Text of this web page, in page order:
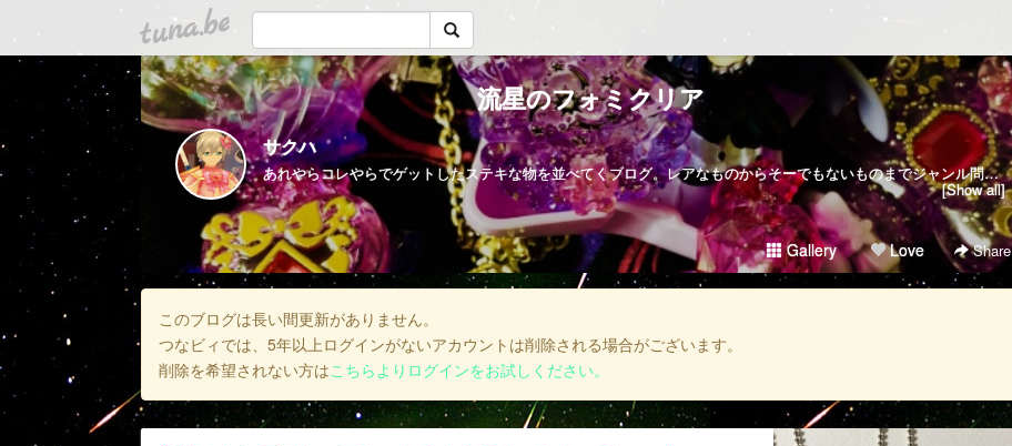
tuna.be
流星のフォミクリア
サクハ
あれやらコレやらでゲットしたステキな物を並べてくブログ。レアなものからそーでもないものまでジャンル問わずいろいろ載っけて行きます。主観ですが魔女っ子系（女児アニメ）やチープトイ、メッキのキラキラしたものは「キラキラかわいいもの」でまとめてみました。お探しの方はそちらのタグを見ていただくと便利です！ルミティアが出る度にダークカラーをゲットするので並べてみました。パクト、ステッキ2、ジュエルは完全に運です。それ以降はオープンパッケージなので買いやすくて助かります。写真が差し替えても変わらないバグ？が発生してるみたいです…追記ありで写真と内容が合わない記事がありますが気にせずお待ちください…正直コメントは気分でつけたりつけなかったりしてます。過去記事に追加があったり逆に消えてたりするのはその為。シリーズ物で見たいときは記事下やサイドバーにあるタグを使うと早いです。※お譲りや売買はいかなる物もいたしておりません。また、写真の無断転載も禁止しております。本館（ドール、雑貨ブログ）→http://blog.livedoor.jp/watanabeco/別館（ゲーム、イラストブログ）→http://sunphysics.blog.shinobi.jp/ツイッター本垢 ＠Sakuha3983 https://twitter.com/Sakuha3983趣味垢 @arukakirakira https://twitter.com/arukakirakira
[Show all]
Gallery Love Share
このブログは長い間更新がありません。
つなビィでは、5年以上ログインがないアカウントは削除される場合がございます。
削除を希望されない方はこちらよりログインをお試しください。